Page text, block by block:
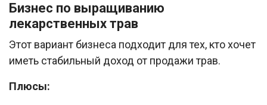
Бизнес по выращиванию
лекарственных трав
Этот вариант бизнеса подходит для тех, кто хочет
иметь стабильный доход от продажи трав.
Плюсы: